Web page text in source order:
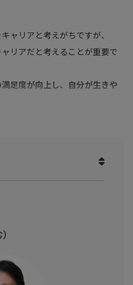
ャリアと考えがちですが、
リアだと考えることが重要で
足度が向上し、自分が生きや
重要なキャリアについて考え
？
せるキャリアの作り方を学び